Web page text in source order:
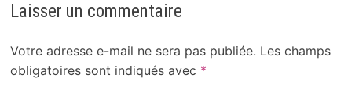
Laisser un commentaire
Votre adresse e-mail ne sera pas publiée. Les champs
obligatoires sont indiqués avec *